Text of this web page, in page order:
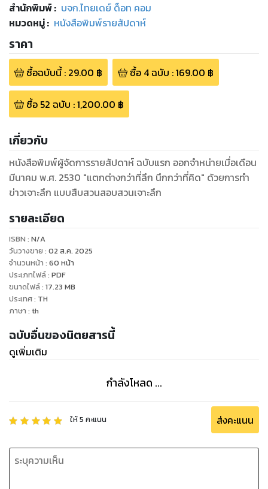
สำนักพิมพ์: บจก.ไทยเดย์ ด็อท คอม
หมวดหมู่: หนังสือพิมพ์รายสัปดาห์
ราคา
ซื้อฉบับนี้: 29.00 ฿ ซื้อ 4ฉบับ :169.00 ฿
ซื้อ 52 ฉบับ :1,200.00 ฿
เกี่ยวกับ
หนังสือพิมพ์ผู้จัดการรายสัปดาห์ ฉบับแรก ออกจำหน่ายเมื่อเดือน
มีนาคม พ.ศ. 2530 "แตกต่างกว่าที่ลึก นึกกว่าที่คิด" ด้วยการทำ
ข่าวเจาะลึก แบบสืบสวนสอบสวนเจาะลึก
รายละเอียด
ISBN : N/A
วันวางขาย : 02 ส.ค. 2025
จำนวนหน้า : 60 หน้า
ประเภทไฟล์: PDF
ขนาดไฟล์: 17.23 MB
ประเทศ: TH
ภาษา : th
ฉบับอื่นของนิตยสารนี้
ดูเพิ่มเติม
กำลังโหลด ...
ให้5 คะแนน ส่งคะแนน